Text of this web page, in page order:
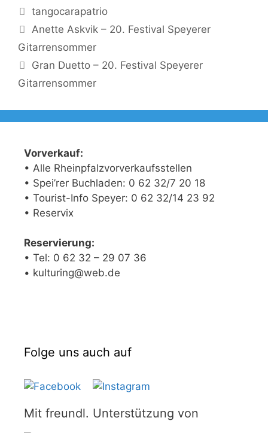
Schlagwörter
tangocarapatrio
Anette Askvik – 20. Festival Speyerer
Gitarrensommer
Gran Duetto – 20. Festival Speyerer
Gitarrensommer
Vorverkauf:
• Alle Rheinpfalzvorverkaufsstellen
• Spei’rer Buchladen: 0 62 32/7 20 18
• Tourist-Info Speyer: 0 62 32/14 23 92
• Reservix
Reservierung:
• Tel: 0 62 32 – 29 07 36
• kulturing@web.de
Folge uns auch auf
Mit freundl. Unterstützung von